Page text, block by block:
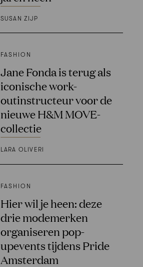
SUSAN ZIJP
FASHION
Jane Fonda is terug als
iconische work-
outinstructeur voor de
nieuwe H&M MOVE-
collectie
LARA OLIVERI
FASHION
Hier wil je heen: deze
drie modemerken
organiseren pop-
upevents tijdens Pride
Amsterdam